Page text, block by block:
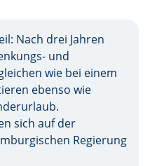
Nach drei Jahren
und
wie bei einem
ebenso wie
sich auf der
Regierung